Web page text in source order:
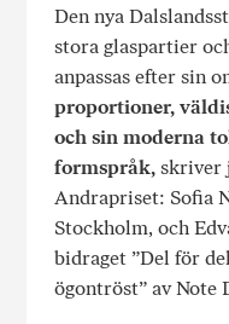
Den nya
stora glaspartier
anpassas efter sin
proportioner,
och sin moderna
formspråk,skriver
Andrapriset: Sofia
Stockholm, och
bidraget ”Del för
ögontröst” av Note